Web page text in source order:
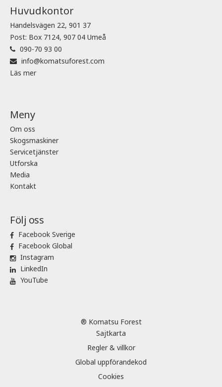
Huvudkontor
Handelsvägen 22, 901 37
Post: Box 7124, 907 04 Umeå
090-70 93 00
info@komatsuforest.com
Läs mer
Meny
Om oss
Skogsmaskiner
Servicetjänster
Utforska
Media
Kontakt
Följ oss
Facebook Sverige
Facebook Global
Instagram
LinkedIn
YouTube
® Komatsu Forest
Sajtkarta
Regler & villkor
Global uppförandekod
Cookies